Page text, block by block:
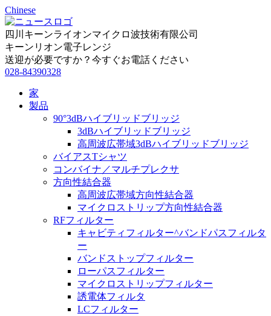
Chinese
四川キーンライオンマイクロ波技術有限公司
キーンリオン電子レンジ
送迎が必要ですか？今すぐお電話ください
028-84390328
家
製品
90°3dBハイブリッドブリッジ
3dBハイブリッドブリッジ
高周波広帯域3dBハイブリッドブリッジ
バイアスTシャツ
コンバイナ／マルチプレクサ
方向性結合器
高周波広帯域方向性結合器
マイクロストリップ方向性結合器
RFフィルター
キャビティフィルター^バンドパスフィルタ
ー
バンドストップフィルター
ローパスフィルター
マイクロストリップフィルター
誘電体フィルタ
LCフィルター